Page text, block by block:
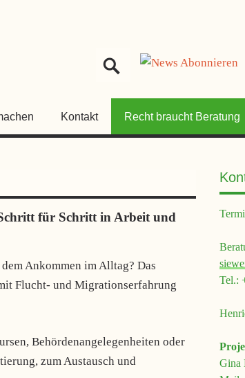
Kontakt Recht braucht Beratung
für Schritt in Arbeit und
Ankommen im Alltag? Das
Flucht- und Migrationserfahrung
Behördenangelegenheiten oder
zum Austausch und
Tel.:
Gina